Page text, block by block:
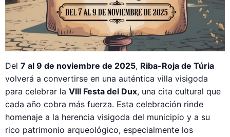
Del 7 al 9 de noviembre de 2025, Riba-Roja de Túria
volverá a convertirse en una auténtica villa visigoda
para celebrar la VIII Festa del Dux, una cita cultural que
cada año cobra más fuerza. Esta celebración rinde
homenaje a la herencia visigoda del municipio y a su
rico patrimonio arqueológico, especialmente los